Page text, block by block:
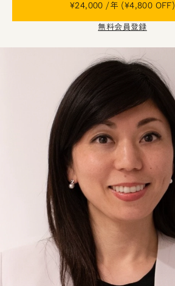
¥24,000 /年 (¥4,800 OFF)
無料会員登録